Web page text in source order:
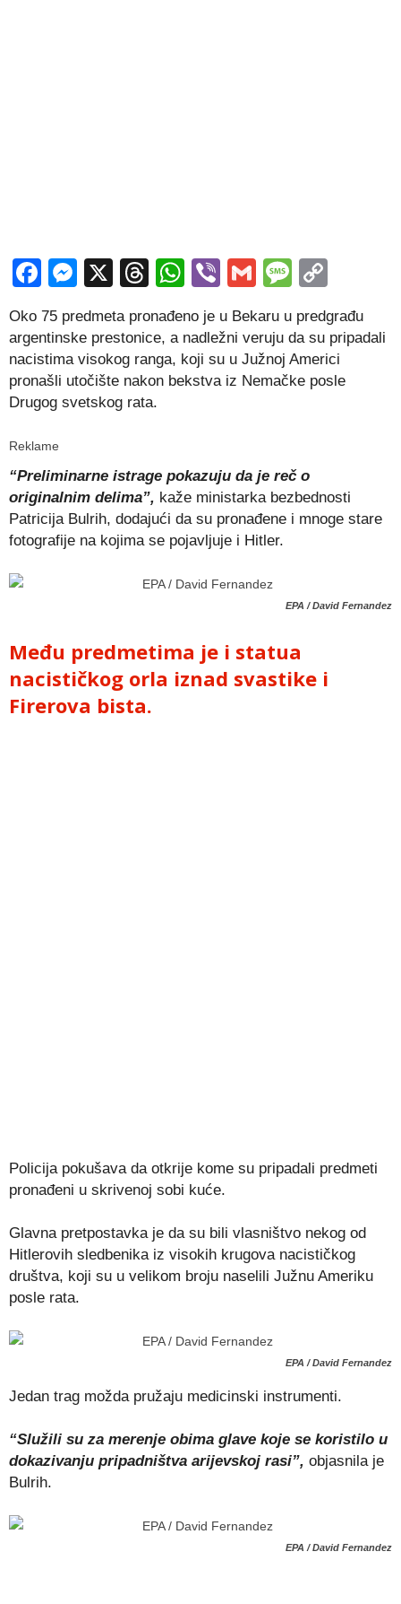
Facebook
Messenger
X Threads
WhatsApp
ViberGmail
Oko 75 predmeta pronađeno je u Bekaru u predgrađu
argentinske prestonice, a nadležni veruju da su pripadali
nacistima visokog ranga, koji su u Južnoj Americi
pronašli utočište nakon bekstva iz Nemačke posle
Drugog svetskog rata.
Reklame
“Preliminarne istrage pokazuju da je reč o
originalnim delima”, kaže ministarka bezbednosti
Patricija Bulrih, dodajući da su pronađene i mnoge stare
fotografije na kojima se pojavljuje i Hitler.
EPA / David Fernandez
Među predmetima je i statua
nacističkog orla iznad svastike i
Firerova bista.
Policija pokušava da otkrije kome su pripadali predmeti
pronađeni u skrivenoj sobi kuće.
Glavna pretpostavka je da su bili vlasništvo nekog od
Hitlerovih sledbenika iz visokih krugova nacističkog
društva, koji su u velikom broju naselili Južnu Ameriku
posle rata.
EPA / David Fernandez
Jedan trag možda pružaju medicinski instrumenti.
“Služili su za merenje obima glave koje se koristilo u
dokazivanju pripadništva arijevskoj rasi”, objasnila je
Bulrih.
EPA / David Fernandez